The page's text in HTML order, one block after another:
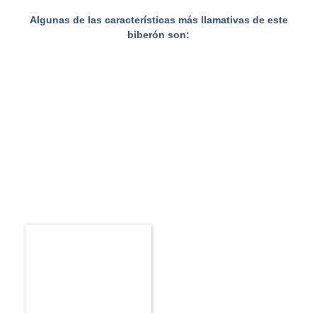
Algunas de las características más llamativas de este
biberón son: